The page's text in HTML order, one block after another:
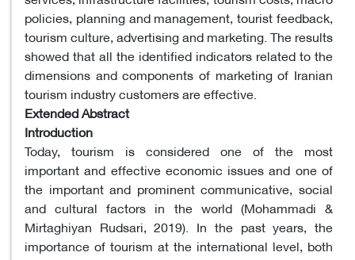
policies, planning and management, tourist feedback,
tourism culture, advertising and marketing. The results
showed that all the identified indicators related to the
dimensions and components of marketing of Iranian
tourism industry customers are effective.
Extended Abstract
Introduction
Today, tourism is considered one of the most
important and effective economic issues and one of
the important and prominent communicative, social
and cultural factors in the world (Mohammadi &
Mirtaghiyan Rudsari, 2019). In the past years, the
importance of tourism at the international level, both